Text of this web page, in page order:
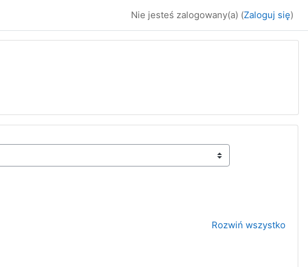
Nie jesteś zalogowany(a) (Zaloguj się)
Rozwiń wszystko